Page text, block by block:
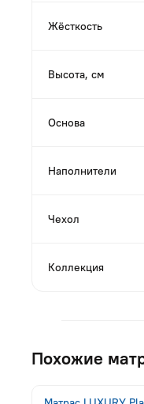
Жёсткость
Высота, см
Основа
Наполнители
Чехол
Коллекция
Похожие